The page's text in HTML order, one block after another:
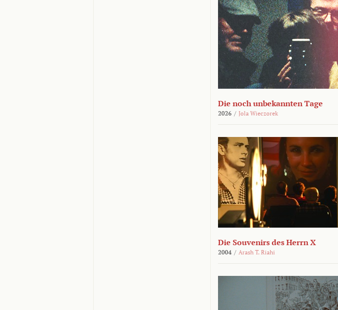
Die noch unbekannten Tage
2026 / Jola Wieczorek
Die Souvenirs des Herrn X
2004 / Arash T. Riahi